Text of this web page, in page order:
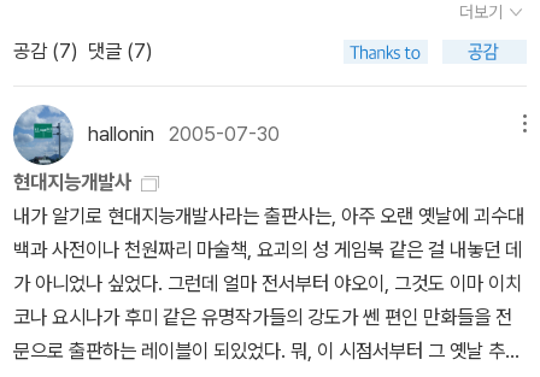
정리하는 이야기인 <한여름의 성>, <웃지않는 인어>의 주인공들이
다시 나오는 <회유어의 고독>...그의 이야기들은 언제나 그렇듯이..
복잡하게 얽힌 인간관계와 더불어 삶을 말한다. 엇나가고 비틀린 감
정들이 그 짧은 이야기속에서 화해하고 정리되는걸 보면 짜릿함마저
느낀다. 역시 이마 이치코구나...하는 느낌~보아도 후회하지 않을 단
편... <필라멘트> 우루시바라 유키.<충사>로 유명한 작가인 우루시
바라 유키의 초기 단편 모음집이다. 초기 단편이라 하지만 별로 어설
픔이 묻어나지 않는 작품들이다. 오히려 난 초기의 그림들이 더 맘에
든다. 뭐, 지금 충사의 그림도 좋아하지만...^^젤 처음 나오는 단편인
<산마루에서 하차한 사람>이 이 작가의 분위기를 느끼기에 가장 좋
은 이야기일지도 모르겠다. 섬찟할 수도 있는 이야기를 잔잔하게 풀
더보기
공감 (7) 댓글 (7)
hallonin 2005-07-30
현대지능개발사
내가 알기로 현대지능개발사라는 출판사는, 아주 오랜 옛날에 괴수대
백과 사전이나 천원짜리 마술책, 요괴의 성 게임북 같은 걸 내놓던 데
가 아니었나 싶었다. 그런데 얼마 전서부터 야오이, 그것도 이마 이치
코나 요시나가 후미 같은 유명작가들의 강도가 쎈 편인 만화들을 전
문으로 출판하는 레이블이 되있었다. 뭐, 이 시점서부터 그 옛날 추억